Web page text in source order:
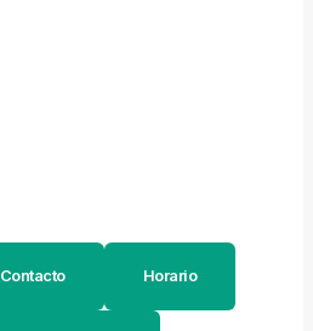
Contacto Horario